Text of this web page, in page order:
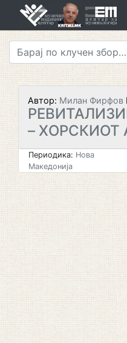
Автор: Милан Фирфов
–
Периодика: Нова
Македонија